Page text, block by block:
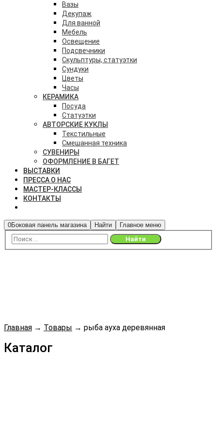
Вазы
Декупаж
Для ванной
Мебель
Освещение
Подсвечники
Скульптуры, статуэтки
Сундуки
Цветы
Часы
КЕРАМИКА
Посуда
Статуэтки
АВТОРСКИЕ КУКЛЫ
Текстильные
Смешанная техника
СУВЕНИРЫ
ОФОРМЛЕНИЕ В БАГЕТ
ВЫСТАВКИ
ПРЕССА О НАС
МАСТЕР-КЛАССЫ
КОНТАКТЫ
0Боковая панель магазина Найти Главное меню
Главная → Товары → рыба ауха деревянная
Каталог